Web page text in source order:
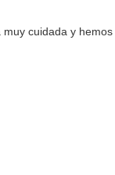
cuidada y